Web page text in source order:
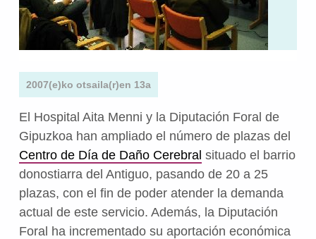
2007(e)ko otsaila(r)en 13a
El Hospital Aita Menni y la Diputación Foral de
Gipuzkoa han ampliado el número de plazas del
Centro de Día de Daño Cerebral situado el barrio
donostiarra del Antiguo, pasando de 20 a 25
plazas, con el fin de poder atender la demanda
actual de este servicio. Además, la Diputación
Foral ha incrementado su aportación económica